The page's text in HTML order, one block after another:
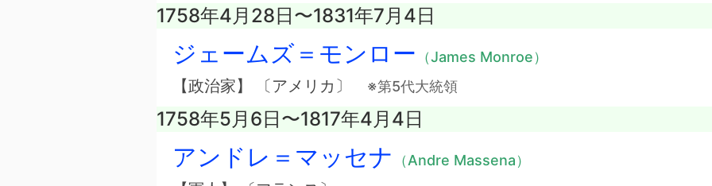
1758年4月28日〜1831年7月4日
ジェームズ＝モンロー （James Monroe）
【政治家】 〔アメリカ〕 ※第5代大統領
1758年5月6日〜1817年4月4日
アンドレ＝マッセナ （Andre Massena）